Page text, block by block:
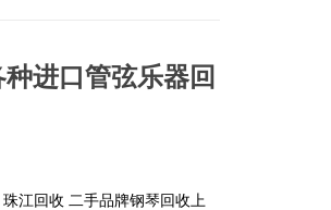
进口管弦乐器回
江回收 二手品牌钢琴回收上